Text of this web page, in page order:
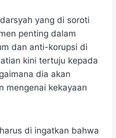
yang di soroti
penting dalam
dan anti-korupsi di
kini tertuju kepada
dia akan
mengenai kekayaan
di ingatkan bahwa